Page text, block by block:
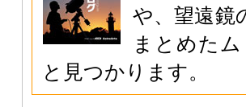
や、望遠鏡
まとめた
と見つかります。